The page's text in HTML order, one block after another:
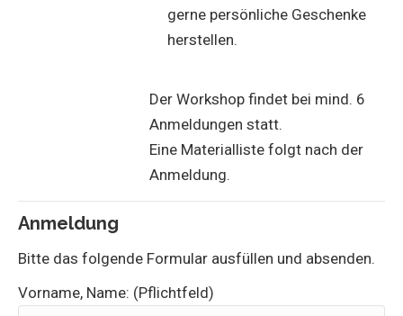
gerne persönliche Geschenke
herstellen.
Der Workshop findet bei mind. 6
Anmeldungen statt.
Eine Materialliste folgt nach der
Anmeldung.
Anmeldung
Bitte das folgende Formular ausfüllen und absenden.
Vorname, Name: (Pflichtfeld)